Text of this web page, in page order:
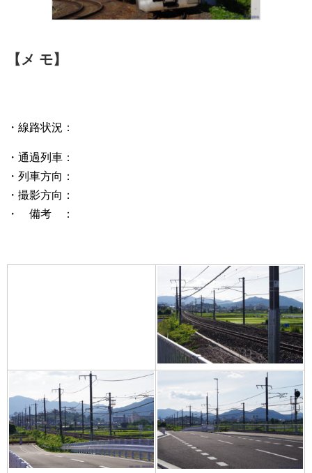
【メ モ】
・線路状況：
・通過列車：
・列車方向：
・撮影方向：
・ 備考 ：